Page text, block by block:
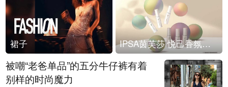
裙子 IPSA茵芙莎 悦己香氛凝露上市
被嘲“老爸单品”的五分牛仔裤有着
别样的时尚魔力